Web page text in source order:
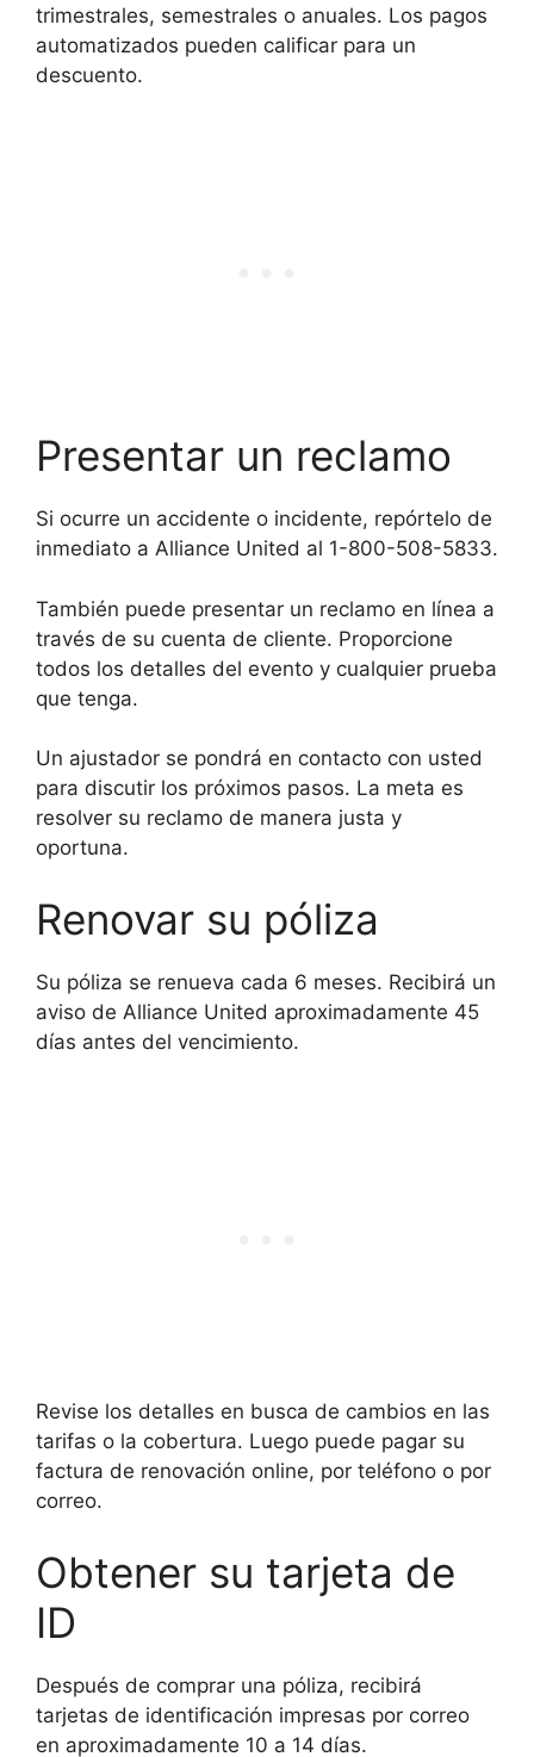
trimestrales, semestrales o anuales. Los pagos
automatizados pueden calificar para un
descuento.
Presentar un reclamo
Si ocurre un accidente o incidente, repórtelo de
inmediato a Alliance United al 1-800-508-5833.
También puede presentar un reclamo en línea a
través de su cuenta de cliente. Proporcione
todos los detalles del evento y cualquier prueba
que tenga.
Un ajustador se pondrá en contacto con usted
para discutir los próximos pasos. La meta es
resolver su reclamo de manera justa y
oportuna.
Renovar su póliza
Su póliza se renueva cada 6 meses. Recibirá un
aviso de Alliance United aproximadamente 45
días antes del vencimiento.
Revise los detalles en busca de cambios en las
tarifas o la cobertura. Luego puede pagar su
factura de renovación online, por teléfono o por
correo.
Obtener su tarjeta de
ID
Después de comprar una póliza, recibirá
tarjetas de identificación impresas por correo
en aproximadamente 10 a 14 días.